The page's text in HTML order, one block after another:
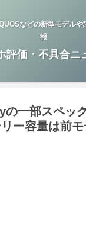
などの新型モデル
報
評価・不具合ニ
一部スペッ
ー容量は前